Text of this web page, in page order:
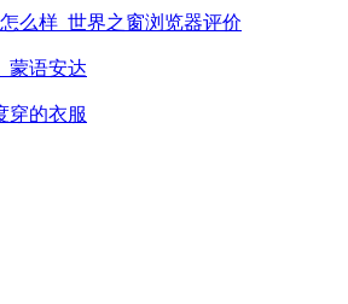
么样_世界之窗浏览器评价
蒙语安达
穿的衣服